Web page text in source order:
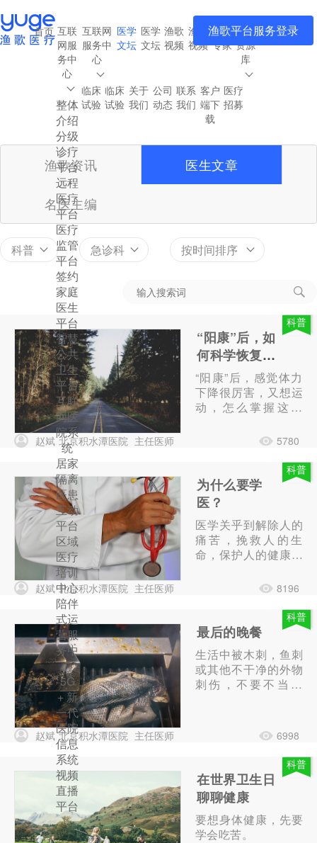
首页 互联
网服
务中
心
整体
介绍
分级
诊疗
平台
远程
医疗
平台
医疗
监管
平台
签约
家庭
医生
平台
智慧
公共
卫生
平台
互联
网医
院系
统
居家
隔离
医患
互动
平台
区域
医疗
培训
中心
陪伴
式运
营服
务中
心
5G
+ 新
一代
医院
信息
系统
视频
直播
平台
互联网
服务中
心
医学
文坛
医学
文坛
渔歌
视频
渔歌
视频
渔歌
专家
医疗
资源
库
临床
试验
临床
试验
关于
我们
公司
动态
联系
我们
客户
端下
载
医疗
招募
渔歌平台服务登录
渔歌资讯 医生文章
名医主编
科普 急诊科 按时间排序
“阳康”后，如
何科学恢复运
动？
“阳康”后，感觉体力
下降很厉害，又想运
动，怎么掌握这个
科普
赵斌 北京积水潭医院 主任医师 5780
为什么要学
医？
医学关乎到解除人的
痛苦，挽救人的生
命，保护人的健康，
看成是一门普通的职
要投入，需要奉献的
一项崇高事业。
科普
赵斌 北京积水潭医院 主任医师 8196
最后的晚餐
生活中被木刺，鱼刺
或其他不干净的外物
刺伤，不要不当回
科普
赵斌 北京积水潭医院 主任医师 6998
在世界卫生日
聊聊健康
要想身体健康，先要
学会吃苦。
科普